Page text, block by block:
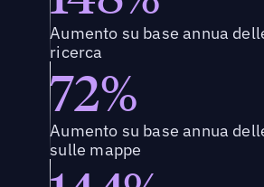
Aumento su base annua
ricerca
72%
Aumento su base annua
sulle mappe